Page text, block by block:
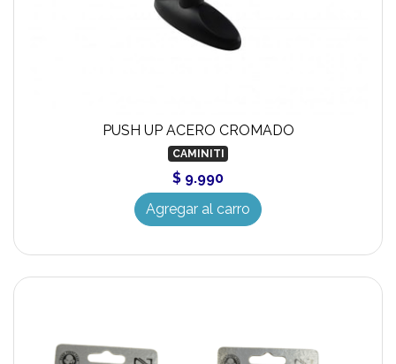
PUSH UP ACERO CROMADO
CAMINITI
$ 9.990
Agregar al carro